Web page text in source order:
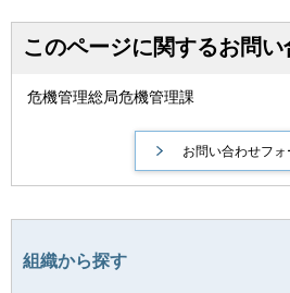
このページに関するお問い
危機管理総局危機管理課
組織から探す